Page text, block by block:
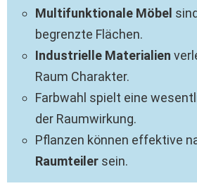
Multifunktionale Möbel
begrenzte Flächen.
Industrielle Materialien
Raum Charakter.
Farbwahl spielt eine
der Raumwirkung.
Pflanzen können effektive
Raumteiler sein.